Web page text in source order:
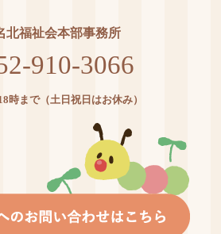
北福祉会本部事務所
910-3066
時まで（土日祝日はお休み）